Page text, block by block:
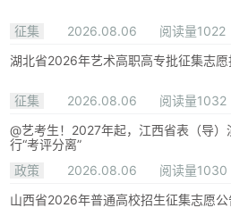
征集 2026.08.06
阅读量1022
湖北省2026年艺术高职高专批征集志愿
征集 2026.08.06
阅读量1032
@艺考生！2027年起，江西省表（导
行“考评分离”
政策
2026.08.06
阅读量1030
山西省2026年普通高校招生征集志愿